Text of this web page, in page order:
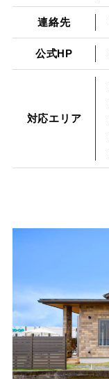
連絡先
公式HP
対応エリア